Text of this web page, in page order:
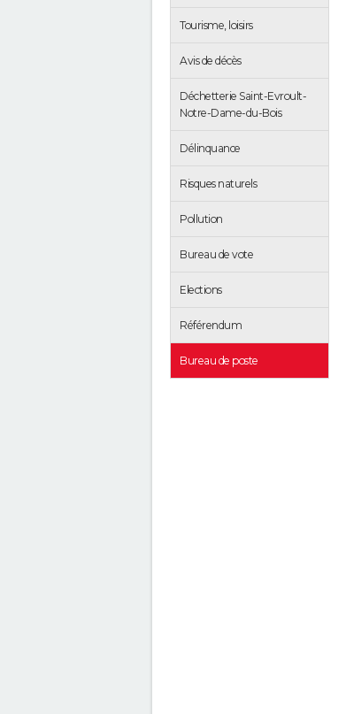
Tourisme, loisirs
Avis de décès
Déchetterie Saint-Evroult-
Notre-Dame-du-Bois
Délinquance
Risques naturels
Pollution
Bureau de vote
Elections
Référendum
Bureau de poste